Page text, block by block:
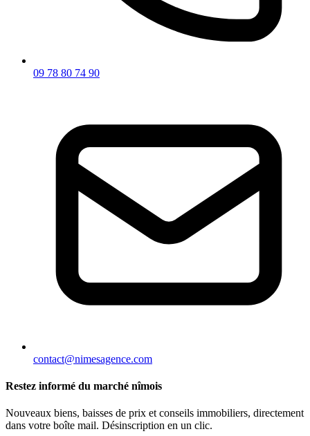
09 78 80 74 90
contact@nimesagence.com
Restez informé du marché nîmois
Nouveaux biens, baisses de prix et conseils immobiliers, directement
dans votre boîte mail. Désinscription en un clic.